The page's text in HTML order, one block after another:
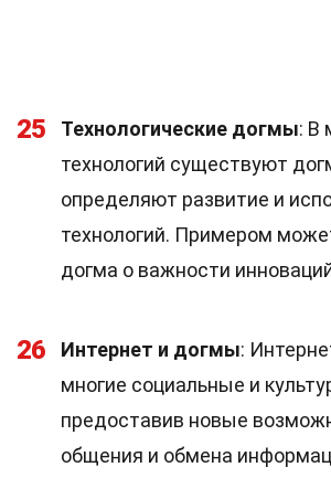
25 Технологические догмы: В
технологий существуют
определяют развитие и
технологий. Примером
догма о важности
26 Интернет и догмы:
многие социальные и
предоставив новые
общения и обмена